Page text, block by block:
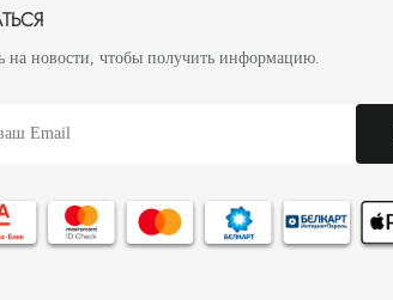
на новости, чтобы получить информацию.